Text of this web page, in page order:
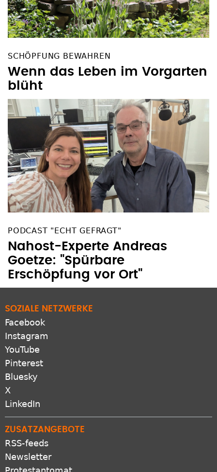
Wenn das Leben im Vorgarten
blüht
Nahost-Experte Andreas
Goetze: "Spürbare
Erschöpfung vor Ort"
Facebook
Instagram
YouTube
Pinterest
Bluesky
X
LinkedIn
RSS-feeds
Newsletter
Protestantomat